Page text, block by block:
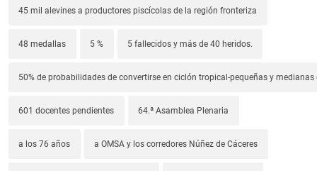
45 mil alevines a productores piscícolas de la región fronteriza
48 medallas 5 % 5 fallecidos y más de 40 heridos.
50% de probabilidades de convertirse en ciclón tropical-pequeñas y
601 docentes pendientes 64.ª Asamblea Plenaria
a los 76 años a OMSA y los corredores Núñez de Cáceres